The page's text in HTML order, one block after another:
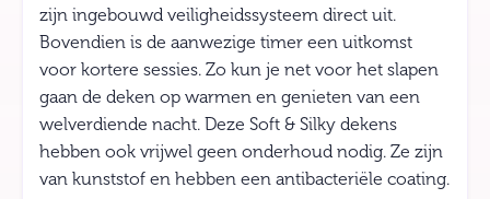
zijn ingebouwd veiligheidssysteem direct uit.
Bovendien is de aanwezige timer een uitkomst
voor kortere sessies. Zo kun je net voor het slapen
gaan de deken op warmen en genieten van een
welverdiende nacht. Deze Soft & Silky dekens
hebben ook vrijwel geen onderhoud nodig. Ze zijn
van kunststof en hebben een antibacteriële coating.